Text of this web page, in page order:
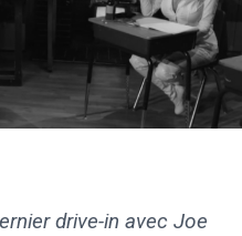
drive-in avec Joe